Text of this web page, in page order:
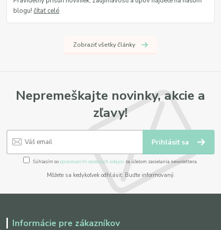
blogu!čítať celé
Zobraziť všetky články
Nepremeškajte novinky, akcie a
zľavy!
Prihlásiť sa
Súhlasím sospracovaním osobných údajov za účelom zasielania newslettera.
Môžete sa kedykoľvek odhlásiť. Buďte informovaný.
Informácie pre zákazníkov